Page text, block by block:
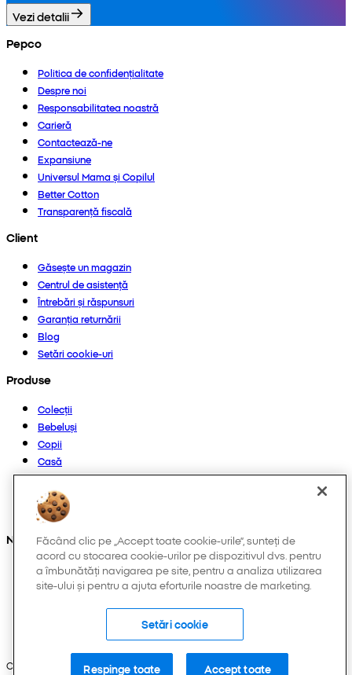
Vezi detalii
Pepco
Politica de confidențialitate
Despre noi
Responsabilitatea noastră
Carieră
Contactează-ne
Expansiune
Universul Mama și Copilul
Better Cotton
Transparență fiscală
Client
Găsește un magazin
Centrul de asistență
Întrebări și răspunsuri
Garanția returnării
Blog
Setări cookie-uri
Produse
Colecții
Bebeluși
Copii
Casă
Femei
Bărbați
Altele
Ne găsești și pe:
Copyright © 2026 Pepco. Toate drepturile rezervate.
Făcând clic pe „Accept toate cookie-urile”, sunteți de
acord cu stocarea cookie-urilor pe dispozitivul dvs. pentru
a îmbunătăți navigarea pe site, pentru a analiza utilizarea
site-ului și pentru a ajuta eforturile noastre de marketing.
Setări cookie
Respinge toate Accept toate